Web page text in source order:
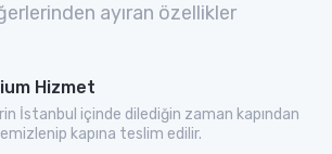
ayıran özellikler
Hizmet
İstanbul içinde dilediğin zaman kapından
kapına teslim edilir.